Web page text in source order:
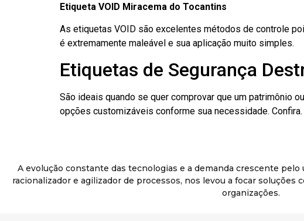
Etiqueta VOID Miracema do Tocantins
As etiquetas VOID são excelentes métodos de controle
é extremamente maleável e sua aplicação muito simples.
Etiquetas de Segurança
São ideais quando se quer comprovar que um patrimônio
opções customizáveis conforme sua necessidade. Confira.
A evolução constante das tecnologias e a demanda crescente
racionalizador e agilizador de processos, nos levou a focar
organizações.